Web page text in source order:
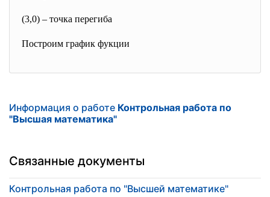
(3,0) – точка перегиба
Построим график фукции
Информация о работе Контрольная работа по
"Высшая математика"
Связанные документы
Контрольная работа по "Высшей математике"